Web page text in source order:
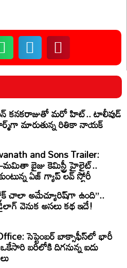
కనకరాజుతో మరో హిట్.. టాలీవుడ్
మారుతున్న రితికా నాయక్
and Sons Trailer:
బైజు కెమిస్ట్రీ హైలైట్..
ఏజ్ గ్యాప్ లవ్ స్టోరీ
చాలా అమేచ్యూరిష్‌గా ఉంది”..
వెనుక అసలు కథ ఇదే!
సెప్టెంబర్ బాక్సాఫీస్‌లో భారీ
బరిలోకి దిగనున్న ఐదు